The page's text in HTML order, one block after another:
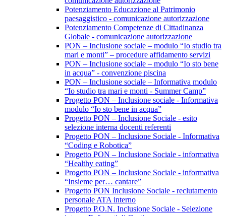
Potenziamento Educazione al Patrimonio
paesaggistico - comunicazione autorizzazione
Potenziamento Competenze di Cittadinanza
Globale - comunicazione autorizzazione
PON – Inclusione sociale – modulo “Io studio tra
mari e monti” – procedure affidamento servizi
PON – Inclusione sociale – modulo “Io sto bene
in acqua” - convenzione piscina
PON – Inclusione sociale – Informativa modulo
“Io studio tra mari e monti - Summer Camp”
Progetto PON – Inclusione sociale - Informativa
modulo “Io sto bene in acqua”
Progetto PON – Inclusione Sociale - esito
selezione interna docenti referenti
Progetto PON – Inclusione Sociale - Informativa
“Coding e Robotica”
Progetto PON – Inclusione Sociale - informativa
“Healthy eating”
Progetto PON – Inclusione Sociale - informativa
“Insieme per… cantare”
Progetto PON Inclusione Sociale - reclutamento
personale ATA interno
Progetto P.O.N. Inclusione Sociale - Selezione